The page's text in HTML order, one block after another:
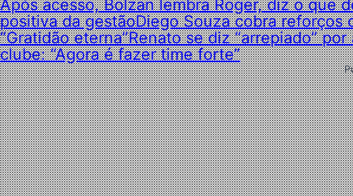
Após acesso, Bolzan lembra Roger, diz o que
positiva da gestãoDiego Souza cobra reforços
“Gratidão eterna”Renato se diz “arrepiado”
clube: “Agora é fazer time forte”